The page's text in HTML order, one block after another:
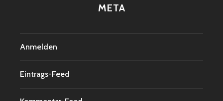
META
Anmelden
Eintrags-Feed